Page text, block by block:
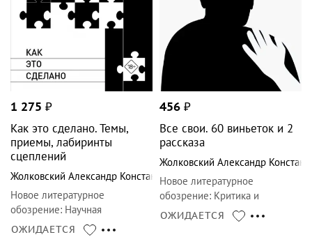
1 275 ₽
Как это сделано. Темы,
приемы, лабиринты
сцеплений
Жолковский Александр Константинович
Новое литературное
обозрение: Научная
библиотека
ОЖИДАЕТСЯ
456 ₽
Все свои. 60 виньеток и 2
рассказа
Жолковский Александр
Новое литературное
обозрение: Критика и
эссеистика
ОЖИДАЕТСЯ